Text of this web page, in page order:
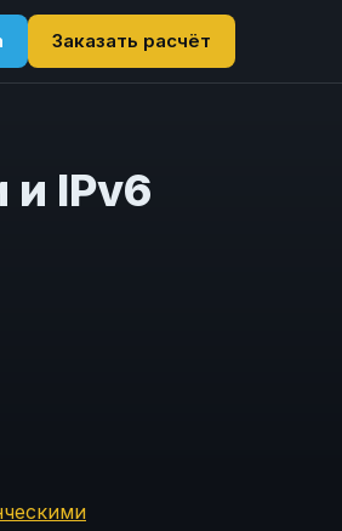
Заказать расчёт
IPv6